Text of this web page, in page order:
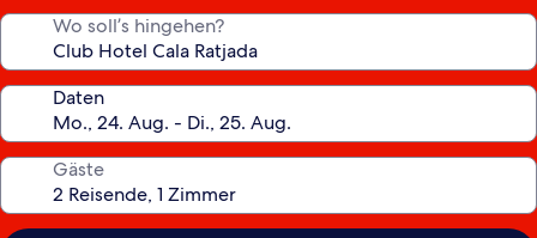
Wo soll’s hingehen?
Daten
Gäste